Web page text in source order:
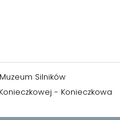
Muzeum Silników
- Konieczkowa